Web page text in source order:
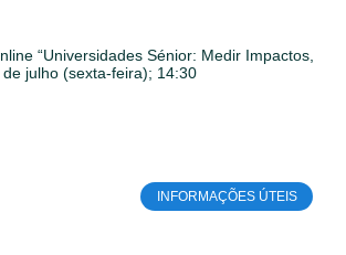
“Universidades Sénior: Medir Impactos,
julho (sexta-feira); 14:30
INFORMAÇÕES ÚTEIS